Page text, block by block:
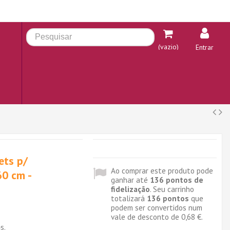
(vazio) Entrar
p/
cm -
Ao comprar este produto pode
ganhar até 136 pontos de
fidelização. Seu carrinho
totalizará 136 pontos que
podem ser convertidos num
vale de desconto de 0,68 €.